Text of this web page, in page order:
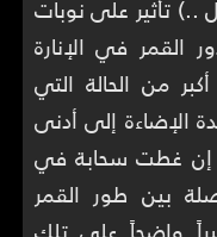
..) تأثير على نوبات
القمر في الإنارة
من الحالة التي
الإضاءة إلى أدنى
إن غطت سحابة في
بين طور القمر